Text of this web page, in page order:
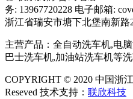
务: 13967720228 电子邮箱:
浙江省瑞安市塘下北堡南新路
主营产品：全自动洗车机,电
巴士洗车机,加油站洗车机等
COPYRIGHT © 2020 中国浙
Reseved 技术支持： 联欣科技